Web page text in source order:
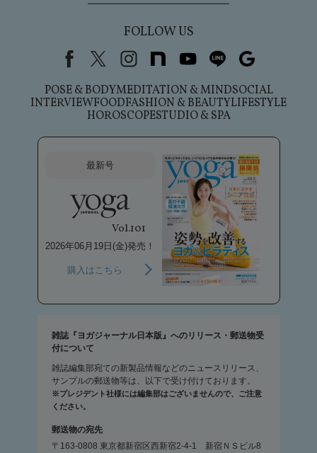
FOLLOW US
FacebookX（旧Twitter）
instagram
note youtubeline
POSE & BODYMEDITATION & MINDSOCIAL
INTERVIEWFOODFASHION & BEAUTYLIFESTYLE
HOROSCOPESTUDIO & SPA
最新号
Vol.101
2026年06月19日(金)発売！
購入はこちら
雑誌『ヨガジャーナル日本版』へのリリース・郵送物受
付について
雑誌編集部宛ての新製品情報などのニュースリリース、
サンプルの郵送物等は、以下で受け付けております。
※プレジデント社様には編集部はございませんので、ご注意
ください。
郵送物の宛先
〒163-0808 東京都新宿区西新宿2-4-1 新宿ＮＳビル8